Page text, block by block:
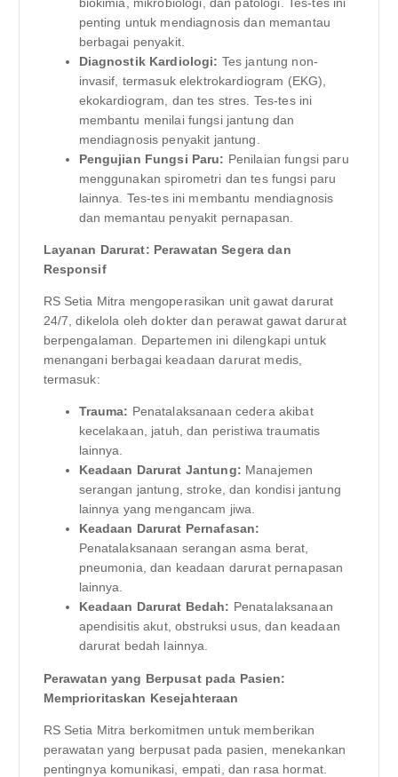
biokimia, mikrobiologi, dan patologi. Tes-tes ini
penting untuk mendiagnosis dan memantau
berbagai penyakit.
Diagnostik Kardiologi: Tes jantung non-
invasif, termasuk elektrokardiogram (EKG),
ekokardiogram, dan tes stres. Tes-tes ini
membantu menilai fungsi jantung dan
mendiagnosis penyakit jantung.
Pengujian Fungsi Paru: Penilaian fungsi paru
menggunakan spirometri dan tes fungsi paru
lainnya. Tes-tes ini membantu mendiagnosis
dan memantau penyakit pernapasan.
Layanan Darurat: Perawatan Segera dan
Responsif
RS Setia Mitra mengoperasikan unit gawat darurat
24/7, dikelola oleh dokter dan perawat gawat darurat
berpengalaman. Departemen ini dilengkapi untuk
menangani berbagai keadaan darurat medis,
termasuk:
Trauma: Penatalaksanaan cedera akibat
kecelakaan, jatuh, dan peristiwa traumatis
lainnya.
Keadaan Darurat Jantung: Manajemen
serangan jantung, stroke, dan kondisi jantung
lainnya yang mengancam jiwa.
Keadaan Darurat Pernafasan:
Penatalaksanaan serangan asma berat,
pneumonia, dan keadaan darurat pernapasan
lainnya.
Keadaan Darurat Bedah: Penatalaksanaan
apendisitis akut, obstruksi usus, dan keadaan
darurat bedah lainnya.
Perawatan yang Berpusat pada Pasien:
Memprioritaskan Kesejahteraan
RS Setia Mitra berkomitmen untuk memberikan
perawatan yang berpusat pada pasien, menekankan
pentingnya komunikasi, empati, dan rasa hormat.